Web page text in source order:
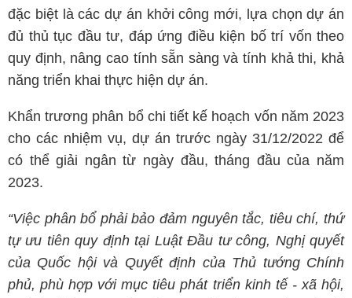
đặc biệt là các dự án khởi công mới, lựa chọn dự án
đủ thủ tục đầu tư, đáp ứng điều kiện bố trí vốn theo
quy định, nâng cao tính sẵn sàng và tính khả thi, khả
năng triển khai thực hiện dự án.
Khẩn trương phân bổ chi tiết kế hoạch vốn năm 2023
cho các nhiệm vụ, dự án trước ngày 31/12/2022 để
có thể giải ngân từ ngày đầu, tháng đầu của năm
2023.
“Việc phân bổ phải bảo đảm nguyên tắc, tiêu chí, thứ
tự ưu tiên quy định tại Luật Đầu tư công, Nghị quyết
của Quốc hội và Quyết định của Thủ tướng Chính
phủ, phù hợp với mục tiêu phát triển kinh tế - xã hội,